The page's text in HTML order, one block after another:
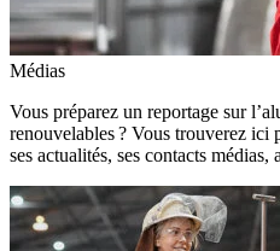
Médias
Vous préparez un reportage sur
renouvelables ? Vous trouverez ici
ses actualités, ses contacts médias,